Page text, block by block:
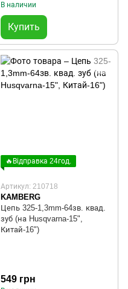
В наличии
Купить
🔥Відправка 24год.
Артикул: 210718
KAMBERG
Цепь 325-1,3mm-64зв. квад.
зуб (на Husqvarna-15",
Китай-16")
549 грн